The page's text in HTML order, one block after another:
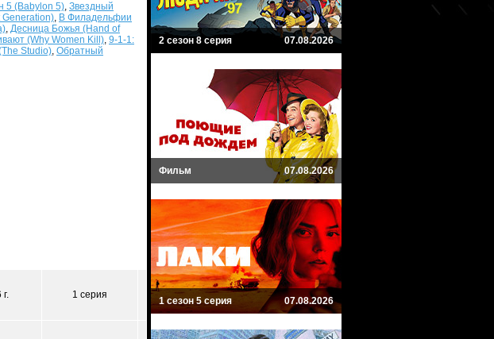
5 (Babylon 5), Звездный
, В Филадельфии
, Десница Божья (Hand of
(Why Women Kill), 9-1-1:
Studio), Обратный
1 серия
2 сезон 8 серия 07.08.2026
Фильм 07.08.2026
1 сезон 5 серия 07.08.2026